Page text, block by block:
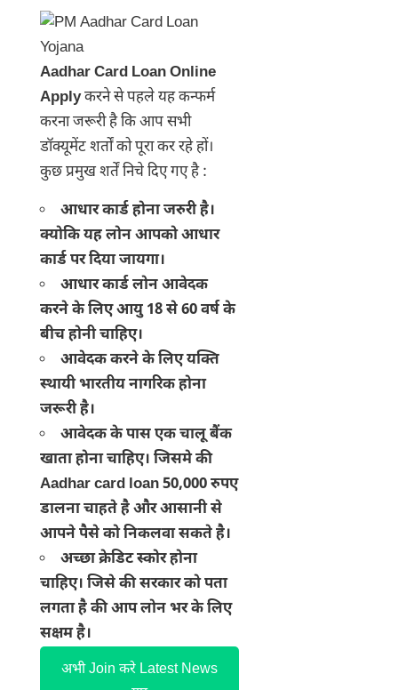
Aadhar Card Loan Online
Applyकरने से पहले यह कन्फर्म
करना जरूरी है कि आप सभी
डॉक्यूमेंट शर्तों को पूरा कर रहे हों।
कुछ प्रमुख शर्तें निचे दिए गए है :
आधार कार्ड होना जरुरी है।
क्योकि यह लोन आपको आधार
कार्ड पर दिया जायगा।
आधार कार्ड लोन आवेदक
करने के लिए आयु 18 से 60 वर्ष के
बीच होनी चाहिए।
आवेदक करने के लिए यक्ति
स्थायी भारतीय नागरिक होना
जरूरी है।
आवेदक के पास एक चालू बैंक
खाता होना चाहिए। जिसमे की
Aadhar card loan 50,000रुपए
डालना चाहते है और आसानी से
आपने पैसे को निकलवा सकते है।
अच्छा क्रेडिट स्कोर होना
चाहिए। जिसे की सरकार को पता
लगता है की आप लोन भर के लिए
सक्षम है।
अभी Join करे Latest News